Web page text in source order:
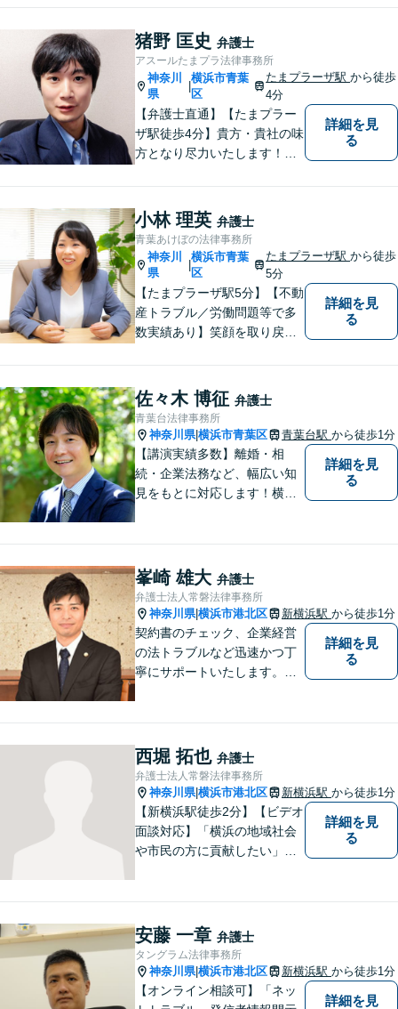
能な最善の結論を共に目指し
て問題解決を図る所存です。
法律上の問題に巻き込まれた
際は、お一人で悩まずにお気
軽にご相談ください。
猪野 匡史 弁護士
アスールたまプラ法律事務所
神奈川
県
|
横浜市青葉
区
たまプラーザ駅から徒歩
4分
【弁護士直通】【たまプラー
ザ駅徒歩4分】貴方・貴社の味
方となり尽力いたします！当
すのでまずはお気軽にご相談
ください。
詳細を見
る
小林 理英 弁護士
青葉あけぼの法律事務所
神奈川
県
|
横浜市青葉
区
たまプラーザ駅から徒歩
5分
【たまプラーザ駅5分】【不動
産トラブル／労働問題等で多
数実績あり】笑顔を取り戻す
い，一緒にベストな解決を考
えます。【契約時点での明朗
会計】
詳細を見
る
佐々木 博征 弁護士
青葉台法律事務所
神奈川県|横浜市青葉区 青葉台駅 から徒歩1分
【講演実績多数】離婚・相
続・企業法務など、幅広い知
見をもとに対応します！横
り】負債総額数億円の倒産申
立ての実績あり【完全個室】
【青葉台駅1分】【複数弁護士
在籍】
詳細を見
る
峯崎 雄大 弁護士
弁護士法人常磐法律事務所
神奈川県|横浜市港北区 新横浜駅 から徒歩1分
契約書のチェック、企業経営
の法トラブルなど迅速かつ丁
寧にサポートいたします。ど
詳細を見
る
西堀 拓也 弁護士
弁護士法人常磐法律事務所
神奈川県|横浜市港北区 新横浜駅 から徒歩1分
【新横浜駅徒歩2分】【ビデオ
面談対応】「横浜の地域社会
や市民の方に貢献したい」を
トができるよう全力を尽くし
ます。事務所一丸となって法
律トラブルの解決を目指しま
す。
詳細を見
る
安藤 一章 弁護士
タングラム法律事務所
神奈川県|横浜市港北区 新横浜駅 から徒歩1分
【オンライン相談可】「ネッ
詳細を見